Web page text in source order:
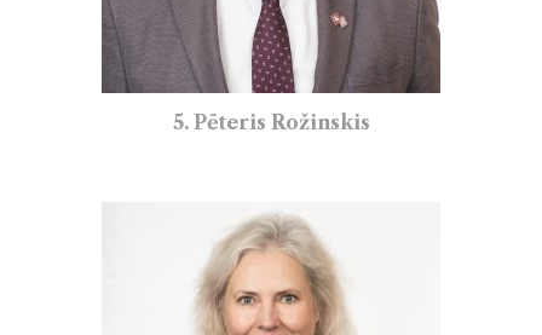
5. Pēteris Rožinskis